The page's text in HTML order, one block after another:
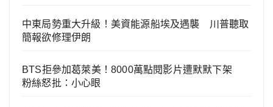
中東局勢重大升級！美資能源船埃及遇襲 川普聽取
簡報欲修理伊朗
BTS拒參加葛萊美！8000萬點閱影片遭默默下架
粉絲怒批：小心眼